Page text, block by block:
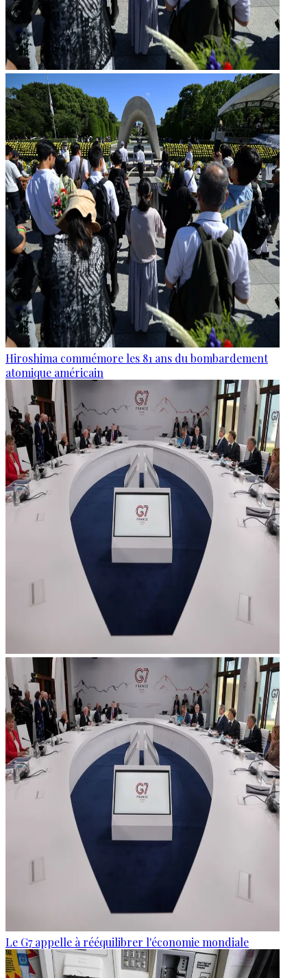
Hiroshima commémore les 81 ans du bombardement
atomique américain
Le G7 appelle à rééquilibrer l'économie mondiale